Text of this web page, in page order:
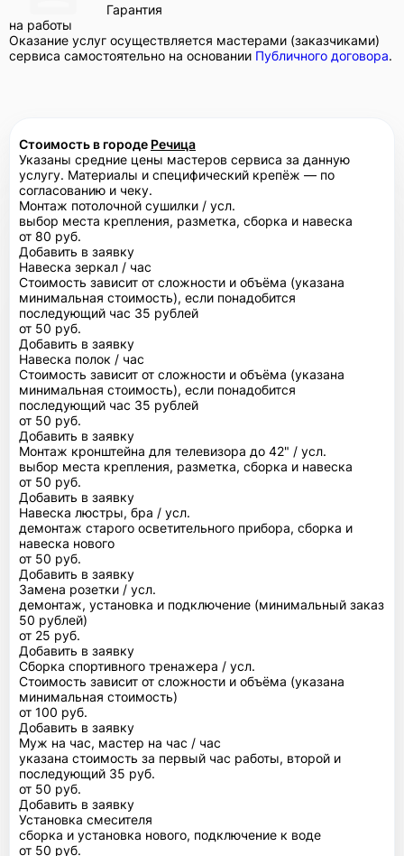
Гарантия
на работы
Оказание услуг осуществляется мастерами (заказчиками)
сервиса самостоятельно на основании Публичного договора.
Стоимость в городе Речица
Указаны средние цены мастеров сервиса за данную
услугу. Материалы и специфический крепёж — по
согласованию и чеку.
Монтаж потолочной сушилки / усл.
выбор места крепления, разметка, сборка и навеска
от 80 руб.
Добавить в заявку
Навеска зеркал / час
Стоимость зависит от сложности и объёма (указана
минимальная стоимость), если понадобится
последующий час 35 рублей
от 50 руб.
Добавить в заявку
Навеска полок / час
Стоимость зависит от сложности и объёма (указана
минимальная стоимость), если понадобится
последующий час 35 рублей
от 50 руб.
Добавить в заявку
Монтаж кронштейна для телевизора до 42" / усл.
выбор места крепления, разметка, сборка и навеска
от 50 руб.
Добавить в заявку
Навеска люстры, бра / усл.
демонтаж старого осветительного прибора, сборка и
навеска нового
от 50 руб.
Добавить в заявку
Замена розетки / усл.
демонтаж, установка и подключение (минимальный заказ
50 рублей)
от 25 руб.
Добавить в заявку
Сборка спортивного тренажера / усл.
Стоимость зависит от сложности и объёма (указана
минимальная стоимость)
от 100 руб.
Добавить в заявку
Муж на час, мастер на час / час
указана стоимость за первый час работы, второй и
последующий 35 руб.
от 50 руб.
Добавить в заявку
Установка смесителя
сборка и установка нового, подключение к воде
от 50 руб.